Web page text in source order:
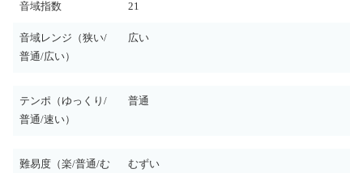
音域指数 21
音域レンジ（狭い/
普通/広い）
広い
テンポ（ゆっくり/
普通/速い）
普通
難易度（楽/普通/む
むずい